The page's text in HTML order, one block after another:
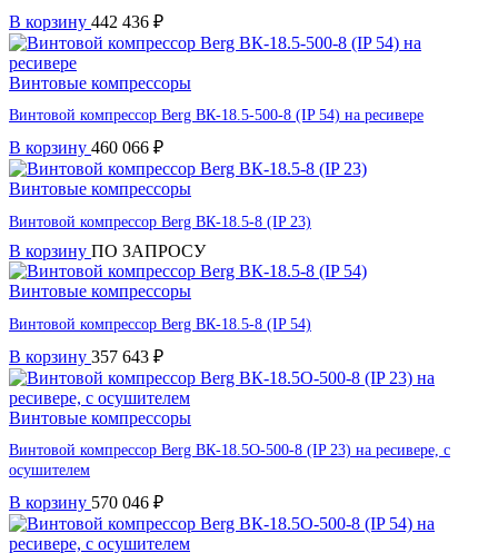
В корзину 442 436 ₽
Винтовые компрессоры
Винтовой компрессор Berg ВК-18.5-500-8 (IP 54) на ресивере
В корзину 460 066 ₽
Винтовые компрессоры
Винтовой компрессор Berg ВК-18.5-8 (IP 23)
В корзину ПО ЗАПРОСУ
Винтовые компрессоры
Винтовой компрессор Berg ВК-18.5-8 (IP 54)
В корзину 357 643 ₽
Винтовые компрессоры
Винтовой компрессор Berg ВК-18.5О-500-8 (IP 23) на ресивере, с
осушителем
В корзину 570 046 ₽